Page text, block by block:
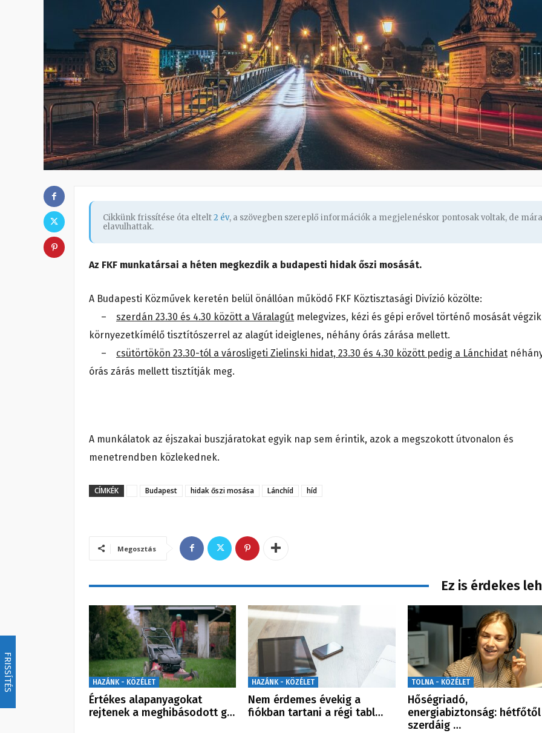
FRISSÍTÉS
Cikkünk frissítése óta eltelt2 év, a szövegben szereplő információk a megjelenéskor pontosak voltak, de mára
elavulhattak.
Az FKF munkatársai a héten megkezdik a budapesti hidak őszi mosását.
A Budapesti Közművek keretén belül önállóan működő FKF Köztisztasági Divízió közölte:
– szerdán 23.30 és 4.30 között a Váralagút melegvizes, kézi és gépi erővel történő mosását végzik
környezetkímélő tisztítószerrel az alagút ideiglenes, néhány órás zárása mellett.
– csütörtökön 23.30-tól a városligeti Zielinski hidat, 23.30 és 4.30 között pedig a Lánchidat
órás zárás mellett tisztítják meg.
A munkálatok az éjszakai buszjáratokat egyik nap sem érintik, azok a megszokott útvonalon és
menetrendben közlekednek.
CÍMKÉK Budapest hidak őszi mosása Lánchíd híd
Megosztás
Ez is érdekes
HAZÁNK - KÖZÉLET
Értékes alapanyagokat
rejtenek a meghibásodott g…
HAZÁNK - KÖZÉLET
Nem érdemes évekig a
fiókban tartani a régi tabl…
TOLNA - KÖZÉLET
Hőségriadó,
energiabiztonság: hétfőtől
szerdáig …